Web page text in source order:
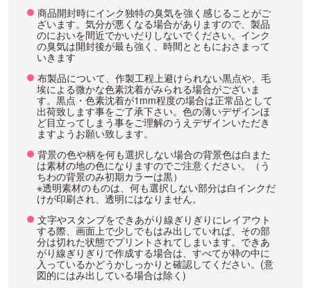
商品開封時にインク独特の臭気を強く感じることがご
ざいます。気分が悪くなる場合がありますので、製品
のにおいを間近でかいだりしないでください。インク
の臭気は開封後が最も強く、時間とともにおさまって
いきます
布製品について、作製工程上避けられない黒点や、毛
埃による微かな色素沈着がみられる場合がございま
す。黒点・色素沈着が1mm程度の場合は正常品として
出荷致します事をご了承下さい。色の薄いデザインほ
ど目立ってしまう事をご理解のうえデザインいただき
ますようお願い致します。
背景の色や柄を何も選択しない場合の背景色は白また
は素材の地の色になりますのでご注意ください。（う
ちわの背景のみ初期カラーは黒）
※透明素材のものは、何も選択しない部分は白インクだ
けが印刷され、透明にはなりません。
文字やスタンプをできあがり線ぎりぎりにレイアウト
する際、画面上で少しでもはみ出していれば、その部
分は切れた状態でプリントされてしまいます。できあ
がり線ぎりぎりで作成する場合は、すべてが枠の中に
入っているかどうかしっかりと確認してください。(意
図的にはみ出している場合は除く)